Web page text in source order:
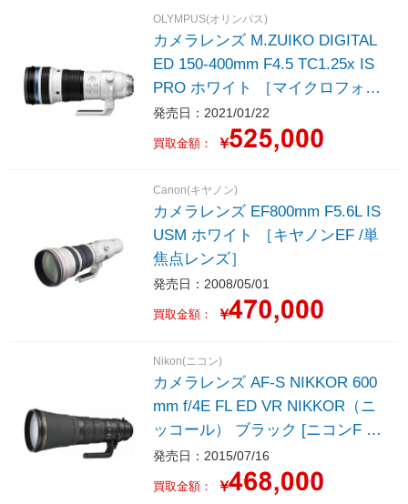
OLYMPUS(オリンパス)
カメラレンズ M.ZUIKO DIGITAL
ED 150-400mm F4.5 TC1.25x IS
PRO ホワイト ［マイクロフォー
サーズ /ズームレンズ］
発売日：2021/01/22
買取金額： ￥
Canon(キヤノン)
カメラレンズ EF800mm F5.6L IS
USM ホワイト ［キヤノンEF /単
焦点レンズ］
発売日：2008/05/01
買取金額： ￥
Nikon(ニコン)
カメラレンズ AF-S NIKKOR 600
mm f/4E FL ED VR NIKKOR（ニ
ッコール） ブラック [ニコンF /
単焦点レンズ] NIKKOR（ニッコ
ール） ブラック ［ニコンF /単焦
発売日：2015/07/16
買取金額： ￥